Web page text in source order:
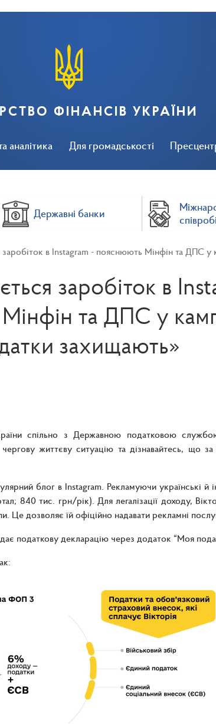
аналітика Для громадськості
ФІНАНСІВ УКРАЇНИ
Державні банки
в Instagram - пояснюють Мінфін та ДПС у
заробіток в
та ДПС у
захищають»
спільно з Державною податковою
життєву ситуацію та дізнавайтесь, що
блог в Instagram. Рекламуючи українські
840 тис. грн/рік). Для легалізації доходу,
Це дозволяє їй офіційно надавати рекламні
податкову декларацію через додаток “Моя